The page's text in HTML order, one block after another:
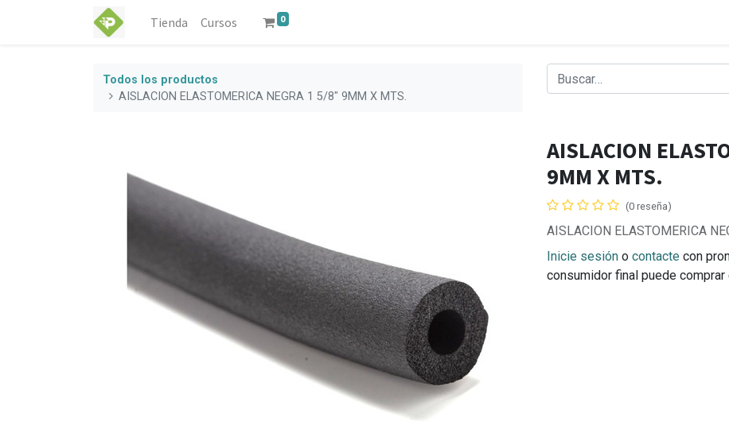
Tienda Cursos 0
Todos los productos
AISLACION ELASTOMERICA NEGRA 1 5/8" 9MM X MTS.
AISLACION
9MM X MTS.
(0 reseña)
AISLACION ELASTOMERICA
Inicie sesión o contacte con
consumidor final puede comprar